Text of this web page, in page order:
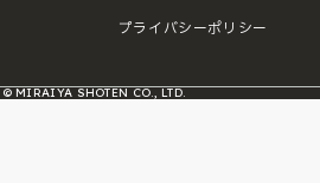
プライバシーポリシー
© MIRAIYA SHOTEN CO., LTD.